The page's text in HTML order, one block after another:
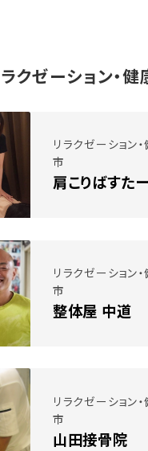
クゼーション・
リラクゼーション
市
肩こりばすた
リラクゼーション
市
整体屋 中道
リラクゼーション
市
山田接骨院